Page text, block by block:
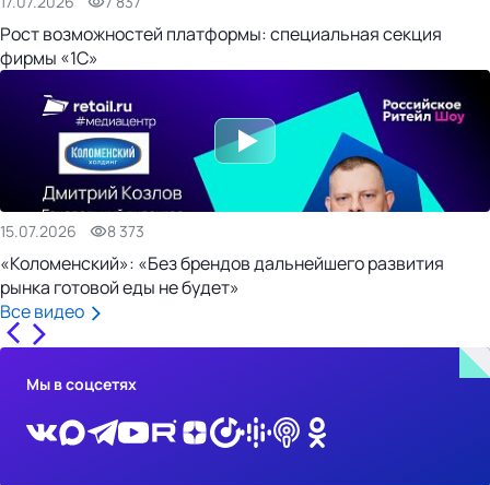
Рост возможностей платформы: специальная секция
фирмы «1С»
15.07.2026 8 373
«Коломенский»: «Без брендов дальнейшего развития
рынка готовой еды не будет»
Все видео
Мы в соцсетях